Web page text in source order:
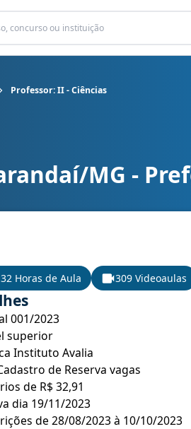
Professor: II - Ciências
Professor: II - Ciências
MG -
Horas de Aula 309 Videoaulas
001/2023
superior
Instituto Avalia
de Reserva vagas
de R$ 32,91
dia 19/11/2023
de 28/08/2023 à 10/10/2023